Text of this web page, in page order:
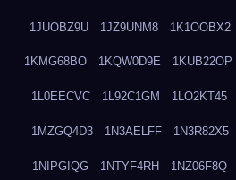
1JUOBZ9U 1JZ9UNM8 1K1OOBX2
1KMG68BO 1KQW0D9E 1KUB22OP
1L0EECVC 1L92C1GM 1LO2KT45
1MZGQ4D3 1N3AELFF 1N3R82X5
1NIPGIQG 1NTYF4RH 1NZ06F8Q